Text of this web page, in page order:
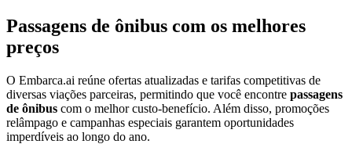
Passagens de ônibus com os melhores
preços
O Embarca.ai reúne ofertas atualizadas e tarifas competitivas de
diversas viações parceiras, permitindo que você encontre passagens
de ônibus com o melhor custo-benefício. Além disso, promoções
relâmpago e campanhas especiais garantem oportunidades
imperdíveis ao longo do ano.